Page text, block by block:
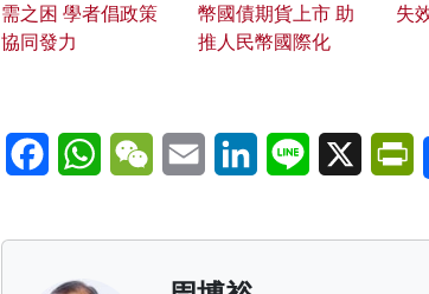
需之困 學者倡政策
協同發力
幣國債期貨上市 助
推人民幣國際化
失
FacebookWhatsAppWeChatEmail LinkedInLine X